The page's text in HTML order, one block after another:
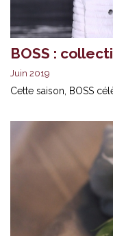
BOSS :
Juin 2019
Cette saison, BOSS